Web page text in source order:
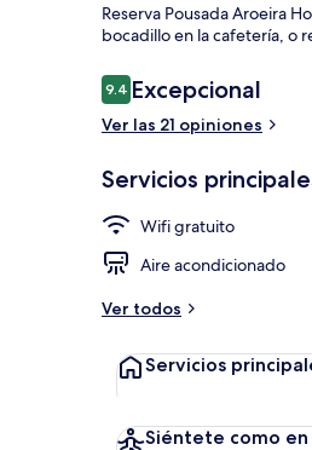
Reserva Pousada Aroeira
bocadillo en la cafetería, o
Opiniones
9.49.4 de 10,
Excepcional
Ver las 21 opiniones
Servicios
Wifi gratuito
Aire acondicionado
Ver todos
Servicios
Siéntete como en